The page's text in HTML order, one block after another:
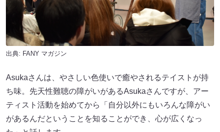
出典: FANY マガジン
Asukaさんは、やさしい色使いで癒やされるテイストが持
ち味。先天性難聴の障がいがあるAsukaさんですが、アー
ティスト活動を始めてから「自分以外にもいろんな障がい
があるんだということを知ることができ、心が広くなっ